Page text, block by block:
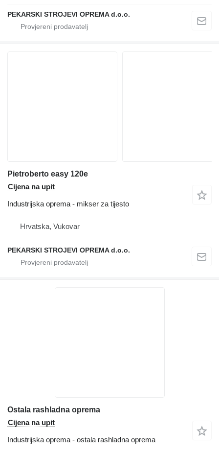
PEKARSKI STROJEVI OPREMA d.o.o.
Pietroberto easy 120e
Cijena na upit
Industrijska oprema - mikser za tijesto
Hrvatska, Vukovar
PEKARSKI STROJEVI OPREMA d.o.o.
Ostala rashladna oprema
Cijena na upit
Industrijska oprema - ostala rashladna oprema